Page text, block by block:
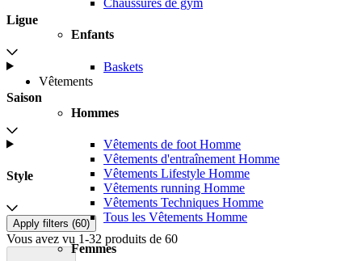
Chaussures de gym
Enfants
Baskets
Vêtements
Hommes
Vêtements de foot Homme
Vêtements d'entraînement Homme
Vêtements Lifestyle Homme
Vêtements running Homme
Vêtements Techniques Homme
Tous les Vêtements Homme
Femmes
Ligue
Saison
Style
Apply filters (60)
Vous avez vu 1-32 produits de 60